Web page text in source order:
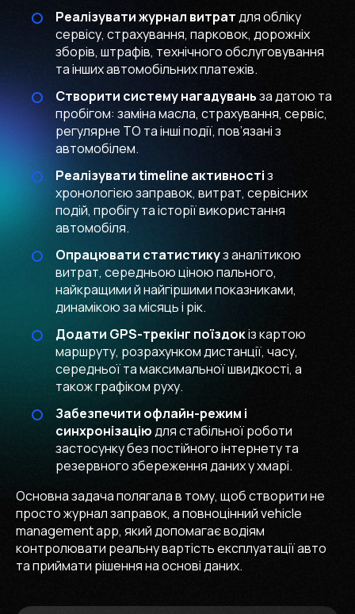
Реалізувати журнал витратдля обліку
сервісу, страхування, парковок, дорожніх
зборів, штрафів, технічного обслуговування
та інших автомобільних платежів.
Створити систему нагадуваньза датою та
пробігом: заміна масла, страхування, сервіс,
регулярне ТО та інші події, пов’язані з
автомобілем.
Реалізувати timeline активностіз
хронологією заправок, витрат, сервісних
подій, пробігу та історії використання
автомобіля.
Опрацювати статистикуз аналітикою
витрат, середньою ціною пального,
найкращими й найгіршими показниками,
динамікою за місяць і рік.
Додати GPS-трекінг поїздокіз картою
маршруту, розрахунком дистанції, часу,
середньої та максимальної швидкості, а
також графіком руху.
Забезпечити офлайн-режим і
синхронізаціюдля стабільної роботи
застосунку без постійного інтернету та
резервного збереження даних у хмарі.
Основна задача полягала в тому, щоб створити не
просто журнал заправок, а повноцінний vehicle
management app, який допомагає водіям
контролювати реальну вартість експлуатації авто
та приймати рішення на основі даних.